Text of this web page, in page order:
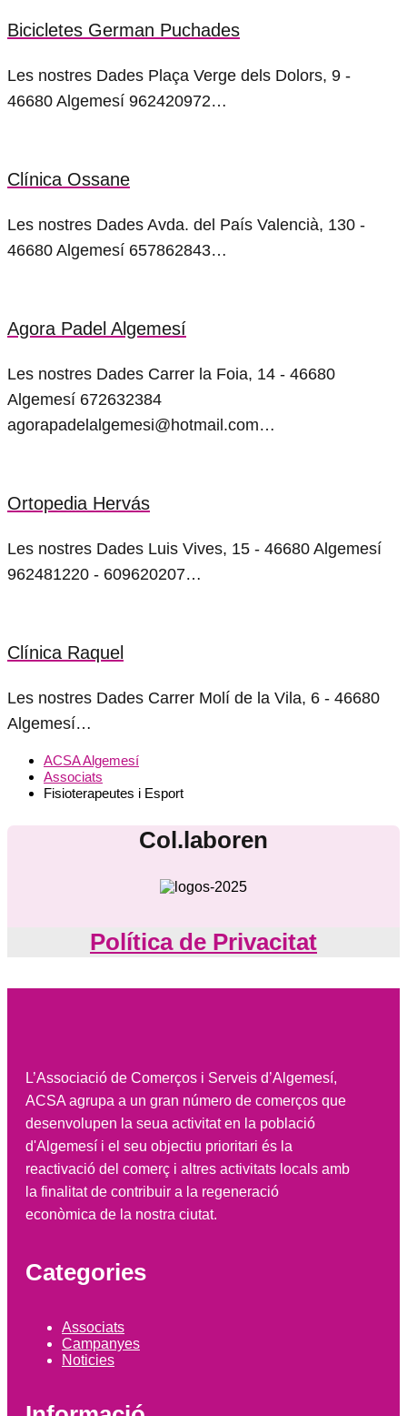
Bicicletes German Puchades
Les nostres Dades Plaça Verge dels Dolors, 9 -
46680 Algemesí 962420972…
Clínica Ossane
Les nostres Dades Avda. del País Valencià, 130 -
46680 Algemesí 657862843…
Agora Padel Algemesí
Les nostres Dades Carrer la Foia, 14 - 46680
Algemesí 672632384
agorapadelalgemesi@hotmail.com…
Ortopedia Hervás
Les nostres Dades Luis Vives, 15 - 46680 Algemesí
962481220 - 609620207…
Clínica Raquel
Les nostres Dades Carrer Molí de la Vila, 6 - 46680
Algemesí…
ACSA Algemesí
Associats
Fisioterapeutes i Esport
Col.laboren
Política de Privacitat
L’Associació de Comerços i Serveis d’Algemesí,
ACSA agrupa a un gran número de comerços que
desenvolupen la seua activitat en la població
d'Algemesí i el seu objectiu prioritari és la
reactivació del comerç i altres activitats locals amb
la finalitat de contribuir a la regeneració
econòmica de la nostra ciutat.
Categories
Associats
Campanyes
Noticies